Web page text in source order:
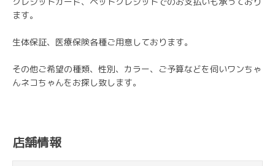
ます。
生体保証、医療保険各種ご用意しております。
その他ご希望の種類、性別、カラー、ご予算などを伺いワンちゃ
んネコちゃんをお探し致します。
店舗情報